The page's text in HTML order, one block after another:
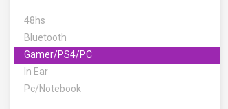
48hs
Bluetooth
Gamer/PS4/PC
In Ear
Pc/Notebook